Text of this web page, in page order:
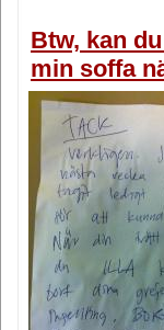
Btw, kan
min soffa